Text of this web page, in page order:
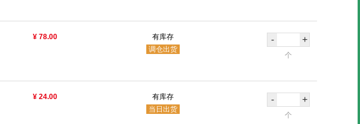
¥ 78.00
有库存
调仓出货
- +
个
¥ 24.00
有库存
当日出货
- +
个